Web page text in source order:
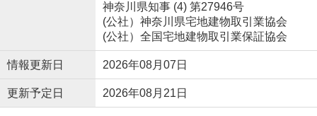
神奈川県知事 (4) 第27946号
(公社）神奈川県宅地建物取引業協会
(公社）全国宅地建物取引業保証協会
情報更新日 2026年08月07日
更新予定日 2026年08月21日